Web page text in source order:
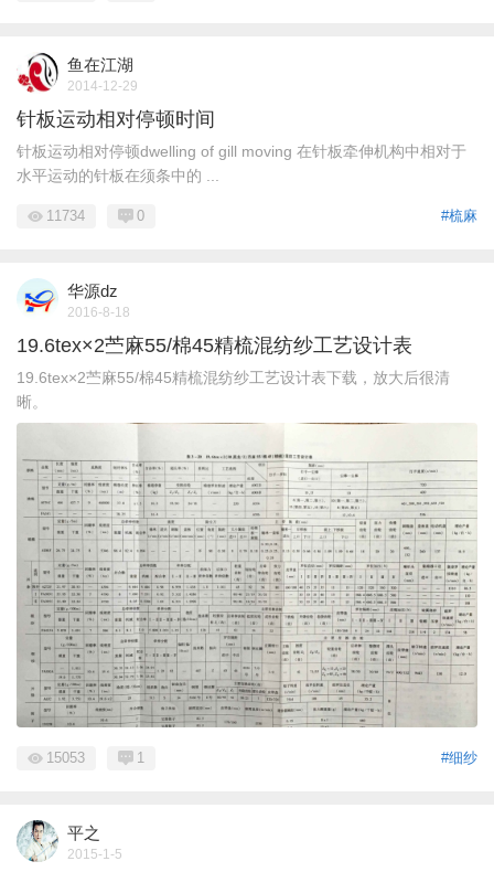
鱼在江湖
2014-12-29
针板运动相对停顿时间
针板运动相对停顿dwelling of gill moving 在针板牵伸机构中相对于
水平运动的针板在须条中的 ...
#梳麻
11734 0
华源dz
2016-8-18
19.6tex×2苎麻55/棉45精梳混纺纱工艺设计表
19.6tex×2苎麻55/棉45精梳混纺纱工艺设计表下载，放大后很清
晰。
#细纱
15053 1
平之
2015-1-5